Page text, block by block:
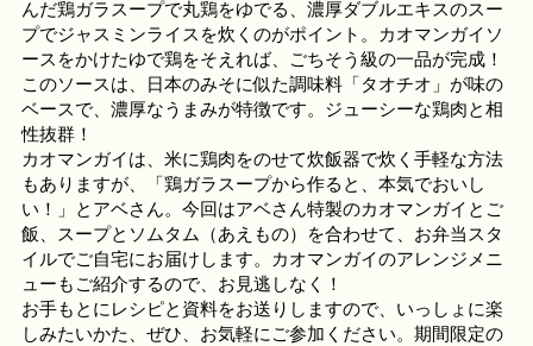
んだ鶏ガラスープで丸鶏をゆでる、濃厚ダブルエキスのスー
プでジャスミンライスを炊くのがポイント。カオマンガイソ
ースをかけたゆで鶏をそえれば、ごちそう級の一品が完成！
このソースは、日本のみそに似た調味料「タオチオ」が味の
ベースで、濃厚なうまみが特徴です。ジューシーな鶏肉と相
性抜群！
カオマンガイは、米に鶏肉をのせて炊飯器で炊く手軽な方法
もありますが、「鶏ガラスープから作ると、本気でおいし
い！」とアベさん。今回はアベさん特製のカオマンガイとご
飯、スープとソムタム（あえもの）を合わせて、お弁当スタ
イルでご自宅にお届けします。カオマンガイのアレンジメニ
ューもご紹介するので、お見逃しなく！
お手もとにレシピと資料をお送りしますので、いっしょに楽
しみたいかた、ぜひ、お気軽にご参加ください。期間限定の